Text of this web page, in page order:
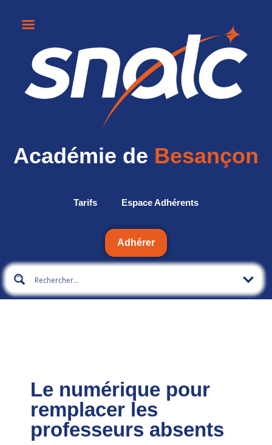
Académie de Besançon
Tarifs Espace Adhérents
Adhérer
Le numérique pour
remplacer les
professeurs absents